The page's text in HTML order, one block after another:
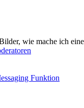
wie mache ich
Funktion